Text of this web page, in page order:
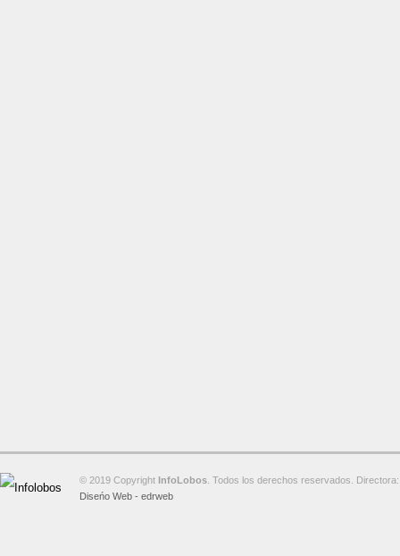
© 2019 Copyright InfoLobos . Todos los derechos reservados.
Diseńo Web - edrweb